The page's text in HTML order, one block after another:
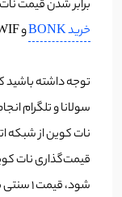
برابر شدن قیمت
خرید BONK
و WIF وجود خواهد داشت.
توجه داشته
سولانا و تلگرام
نات کوین از شبکه
قیمت‌گذاری نات
شود،